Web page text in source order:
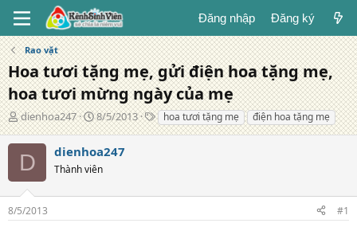
Đăng nhập Đăng ký
Rao vặt
Hoa tươi tặng mẹ, gửi điện hoa tặng mẹ,
hoa tươi mừng ngày của mẹ
T
á
c
g
i
dienhoa247
N
g
y
đ
n
8/5/2013
T
ừ
hoa tươi tặng mẹ điện hoa tặng mẹ
D dienhoa247
Thành viên
8/5/2013 #1